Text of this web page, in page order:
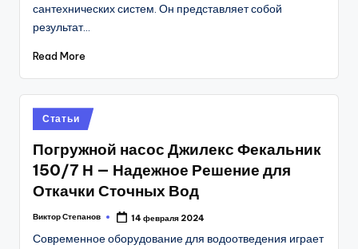
сантехнических систем. Он представляет собой
результат…
Read More
Posted
in
Статьи
Погружной насос Джилекс Фекальник
150/7 Н — Надежное Решение для
Откачки Сточных Вод
Posted
Виктор Степанов 14 февраля 2024
Современное оборудование для водоотведения играет